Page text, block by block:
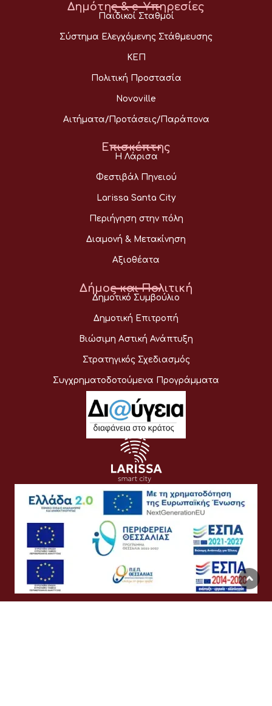
Δημότης & e-Υπηρεσίες
Παιδικοί Σταθμοί
Σύστημα Ελεγχόμενης Στάθμευσης
ΚΕΠ
Πολιτική Προστασία
Novoville
Αιτήματα/Προτάσεις/Παράπονα
Επισκέπτης
Η Λάρισα
Φεστιβάλ Πηνειού
Larissa Santa City
Περιήγηση στην πόλη
Διαμονή & Μετακίνηση
Αξιοθέατα
Δήμος και Πολιτική
Δημοτικό Συμβούλιο
Δημοτική Επιτροπή
Βιώσιμη Αστική Ανάπτυξη
Στρατηγικός Σχεδιασμός
Συγχρηματοδοτούμενα Προγράμματα